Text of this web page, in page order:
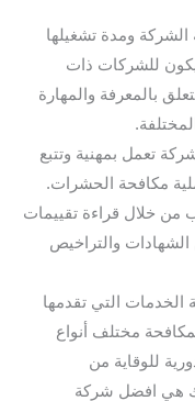
ومدة تشغيلها
للشركات ذات
بالمعرفة والمهارة
تعمل بمهنية وتتبع
مكافحة الحشرات.
من خلال قراءة تقييمات
الشهادات والتراخيص
الخدمات التي تقدمها
مختلف أنواع
للوقاية من
هي افضل شركة